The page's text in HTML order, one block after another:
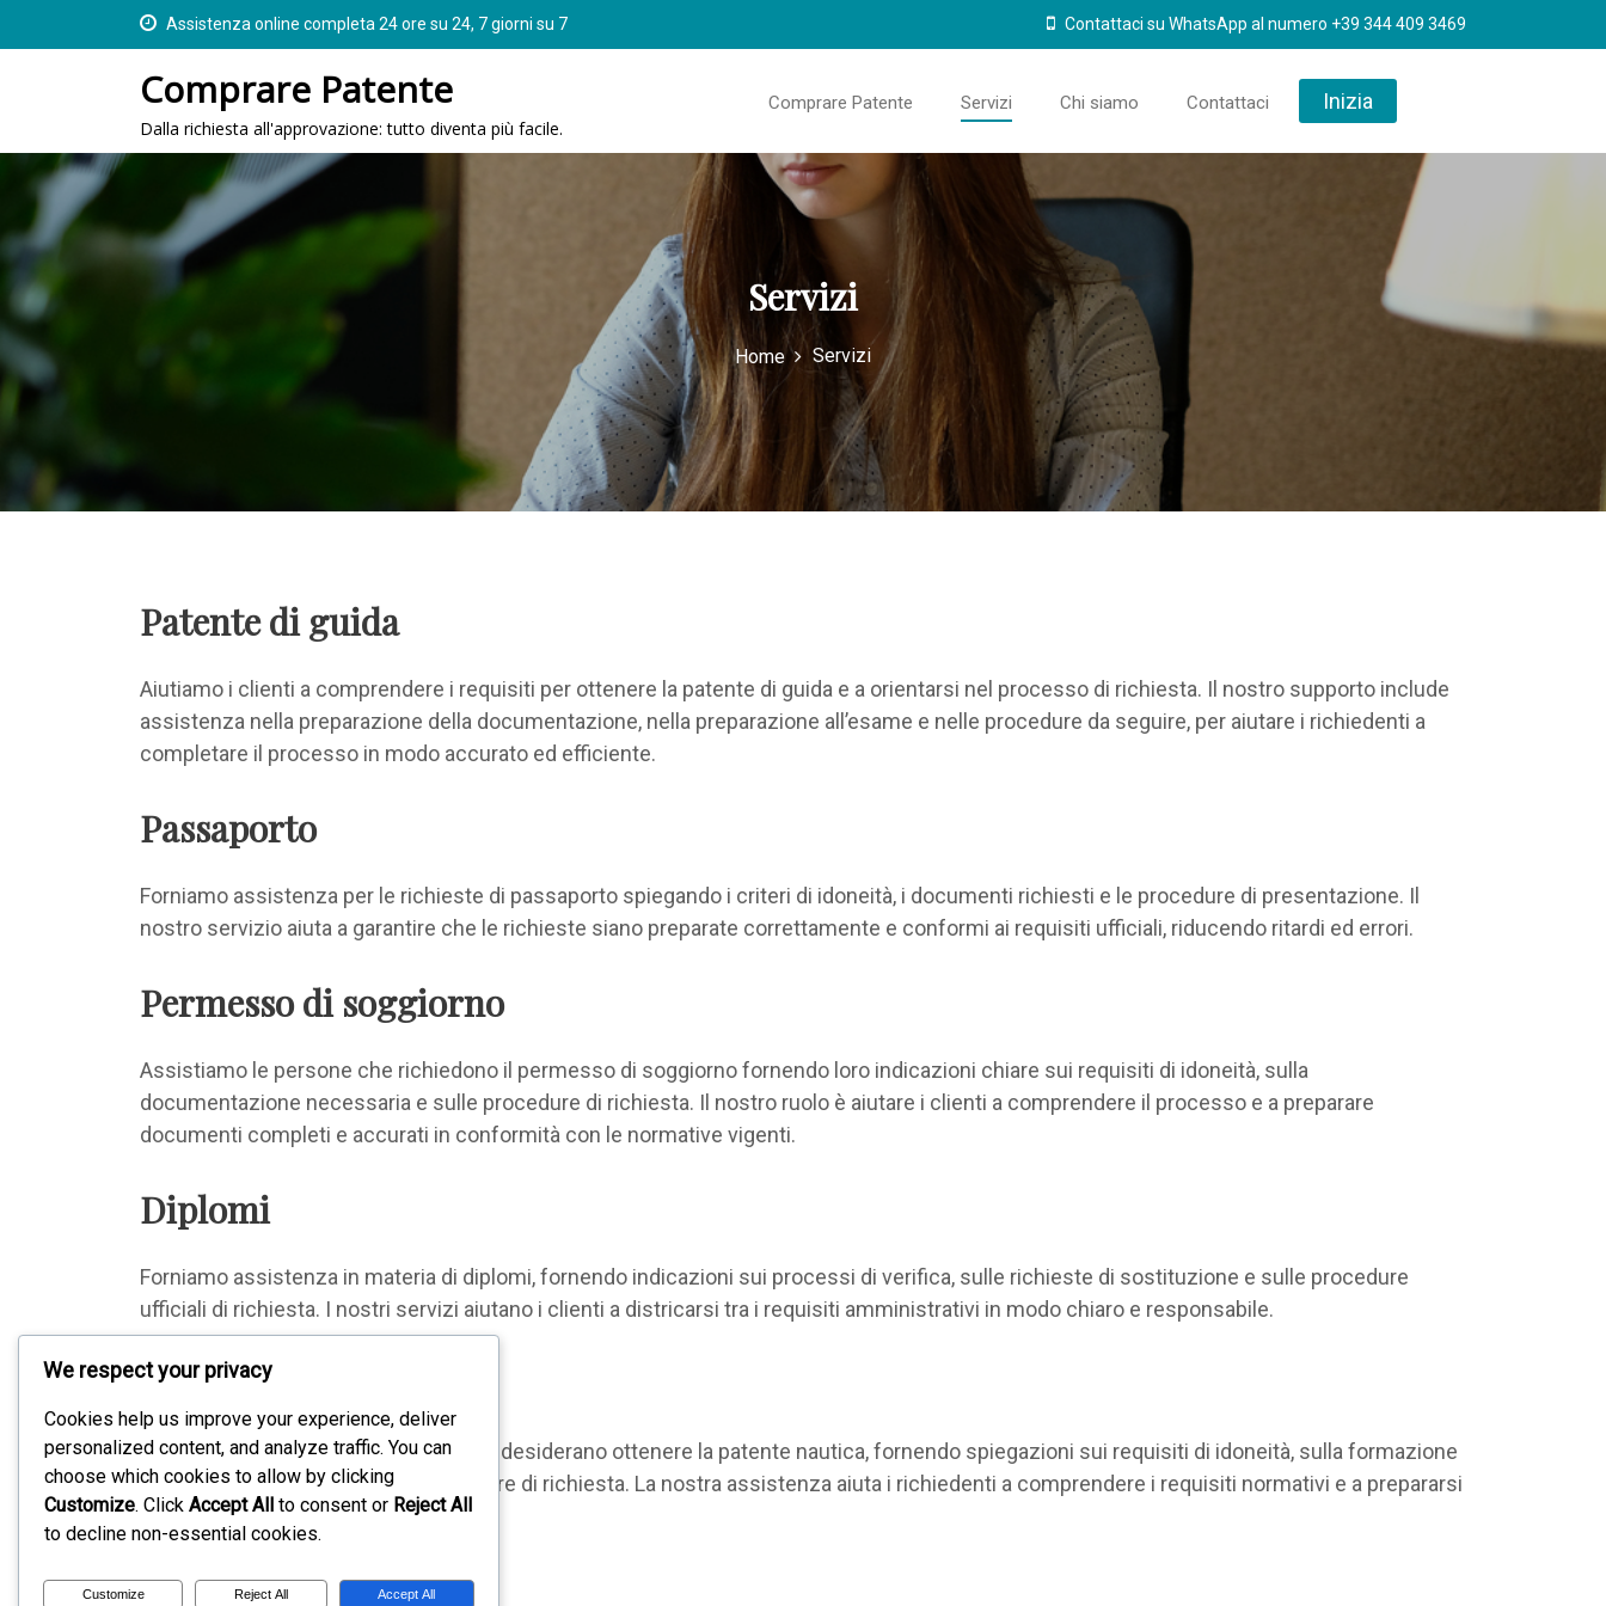
k
o
e
n
Assistenza online completa 24 ore su 24, 7 giorni su 7 Contattaci su WhatsApp al numero +39 344 409 3469
Comprare Patente
Dalla richiesta all'approvazione: tutto diventa più facile.
Comprare Patente Servizi Chi siamo Contattaci Inizia
Servizi
Home Servizi
Patente di guida
Aiutiamo i clienti a comprendere i requisiti per ottenere la patente di guida e a orientarsi nel processo di richiesta. Il nostro supporto include
assistenza nella preparazione della documentazione, nella preparazione all’esame e nelle procedure da seguire, per aiutare i richiedenti a
completare il processo in modo accurato ed efficiente.
Passaporto
Forniamo assistenza per le richieste di passaporto spiegando i criteri di idoneità, i documenti richiesti e le procedure di presentazione. Il
nostro servizio aiuta a garantire che le richieste siano preparate correttamente e conformi ai requisiti ufficiali, riducendo ritardi ed errori.
Permesso di soggiorno
Assistiamo le persone che richiedono il permesso di soggiorno fornendo loro indicazioni chiare sui requisiti di idoneità, sulla
documentazione necessaria e sulle procedure di richiesta. Il nostro ruolo è aiutare i clienti a comprendere il processo e a preparare
documenti completi e accurati in conformità con le normative vigenti.
Diplomi
Forniamo assistenza in materia di diplomi, fornendo indicazioni sui processi di verifica, sulle richieste di sostituzione e sulle procedure
ufficiali di richiesta. I nostri servizi aiutano i clienti a districarsi tra i requisiti amministrativi in modo chiaro e responsabile.
Patente nautica
Offriamo assistenza alle persone che desiderano ottenere la patente nautica, fornendo spiegazioni sui requisiti di idoneità, sulla formazione
o sugli esami richiesti e sulle procedure di richiesta. La nostra assistenza aiuta i richiedenti a comprendere i requisiti normativi e a prepararsi
di conseguenza.
We respect your privacy
Cookies help us improve your experience, deliver
personalized content, and analyze traffic. You can
choose which cookies to allow by clicking
Customize. Click Accept All to consent or Reject All
to decline non-essential cookies.
Customize Reject All Accept All